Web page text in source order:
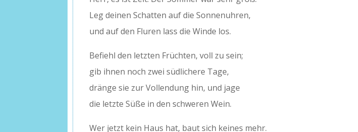
Leg deinen Schatten auf die Sonnenuhren,
und auf den Fluren lass die Winde los.
Befiehl den letzten Früchten, voll zu sein;
gib ihnen noch zwei südlichere Tage,
dränge sie zur Vollendung hin, und jage
die letzte Süße in den schweren Wein.
Wer jetzt kein Haus hat, baut sich keines mehr.